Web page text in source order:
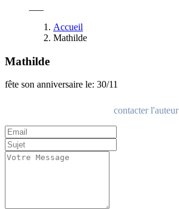
Accueil
Mathilde
Mathilde
fête son anniversaire le: 30/11
contacter l'auteur